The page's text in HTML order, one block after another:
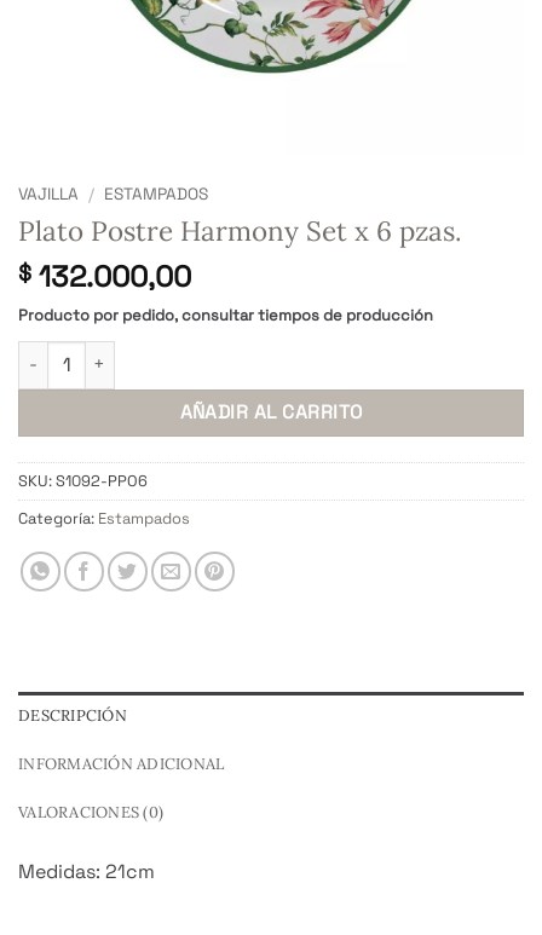
VAJILLA / ESTAMPADOS
Plato Postre Harmony Set x 6 pzas.
$ 132.000,00
Producto por pedido, consultar tiempos de producción
Plato Postre Harmony Set x 6 pzas. cantidad
AÑADIR AL CARRITO
SKU:S1092-PPO6
Categoría: Estampados
DESCRIPCIÓN
INFORMACIÓN ADICIONAL
VALORACIONES (0)
Medidas: 21cm